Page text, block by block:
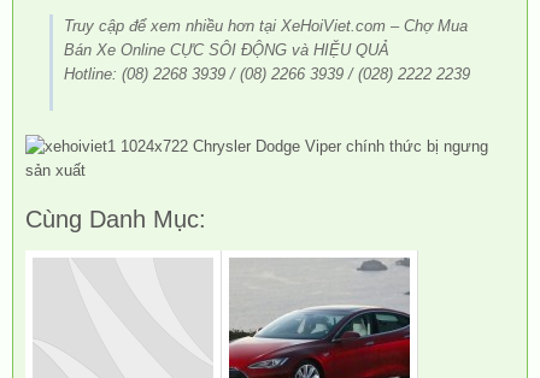
Truy cập để xem nhiều hơn tại XeHoiViet.com – Chợ Mua
Bán Xe Online CỰC SÔI ĐỘNG và HIỆU QUẢ
Hotline: (08) 2268 3939 / (08) 2266 3939 / (028) 2222 2239
Cùng Danh Mục: